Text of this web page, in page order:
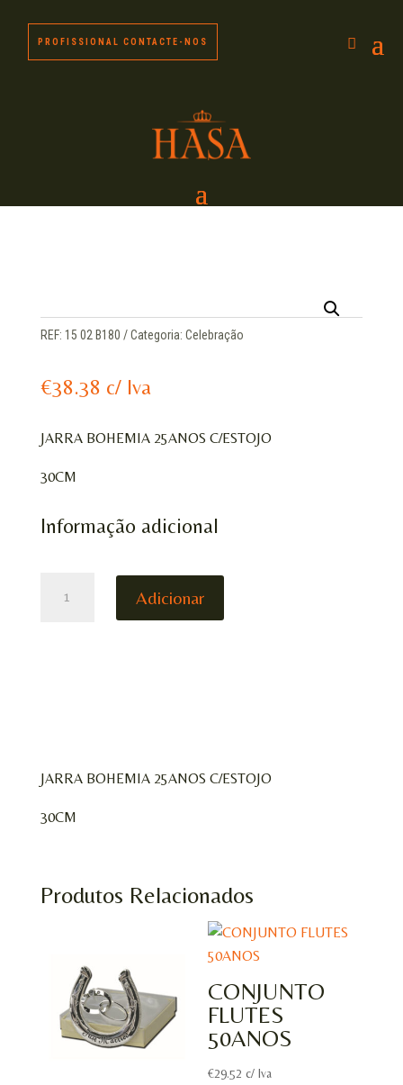
PROFISSIONAL CONTACTE-NOS
REF: 15 02 B180 Categoria: Celebração
€38.38 c/ Iva
JARRA BOHEMIA 25ANOS C/ESTOJO
30CM
Informação adicional
Adicionar
JARRA BOHEMIA 25ANOS C/ESTOJO
30CM
Produtos Relacionados
CONJUNTO
FLUTES
50ANOS
€29.52 c/ Iva